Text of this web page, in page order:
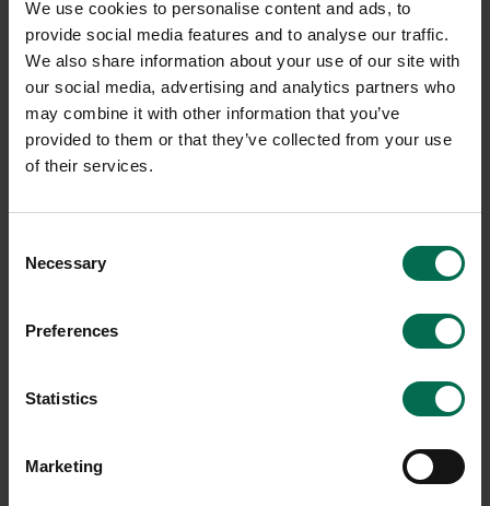
We use cookies to personalise content and ads, to
provide social media features and to analyse our traffic.
We also share information about your use of our site with
our social media, advertising and analytics partners who
may combine it with other information that you’ve
provided to them or that they’ve collected from your use
of their services.
Selection
Necessary
Preferences
Statistics
Marketing
Golvskärm dB 800mm